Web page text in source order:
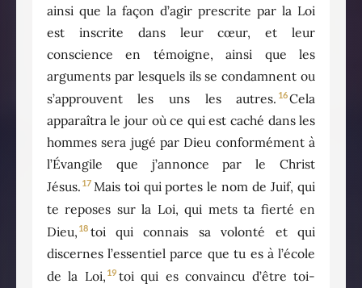
ainsi que la façon d’agir prescrite par la Loi
est inscrite dans leur cœur, et leur
conscience en témoigne, ainsi que les
arguments par lesquels ils se condamnent ou
s’approuvent les uns les autres. 16Cela
apparaîtra le jour où ce qui est caché dans les
hommes sera jugé par Dieu conformément à
l’Évangile que j’annonce par le Christ
Jésus. 17 Mais toi qui portes le nom de Juif, qui
te reposes sur la Loi, qui mets ta fierté en
Dieu, 18 toi qui connais sa volonté et qui
discernes l’essentiel parce que tu es à l’école
de la Loi, 19 toi qui es convaincu d’être toi-